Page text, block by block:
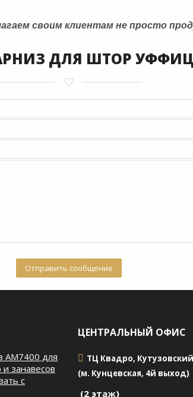
своим клиентам не просто
ДЛЯ ШТОР
AM7400 для
занавесов
с
ЦЕНТРАЛЬНЫЙ ОФИС
ТЦ Квадро,
(м. Кунцевская, 4й выход)
(2 этаж)